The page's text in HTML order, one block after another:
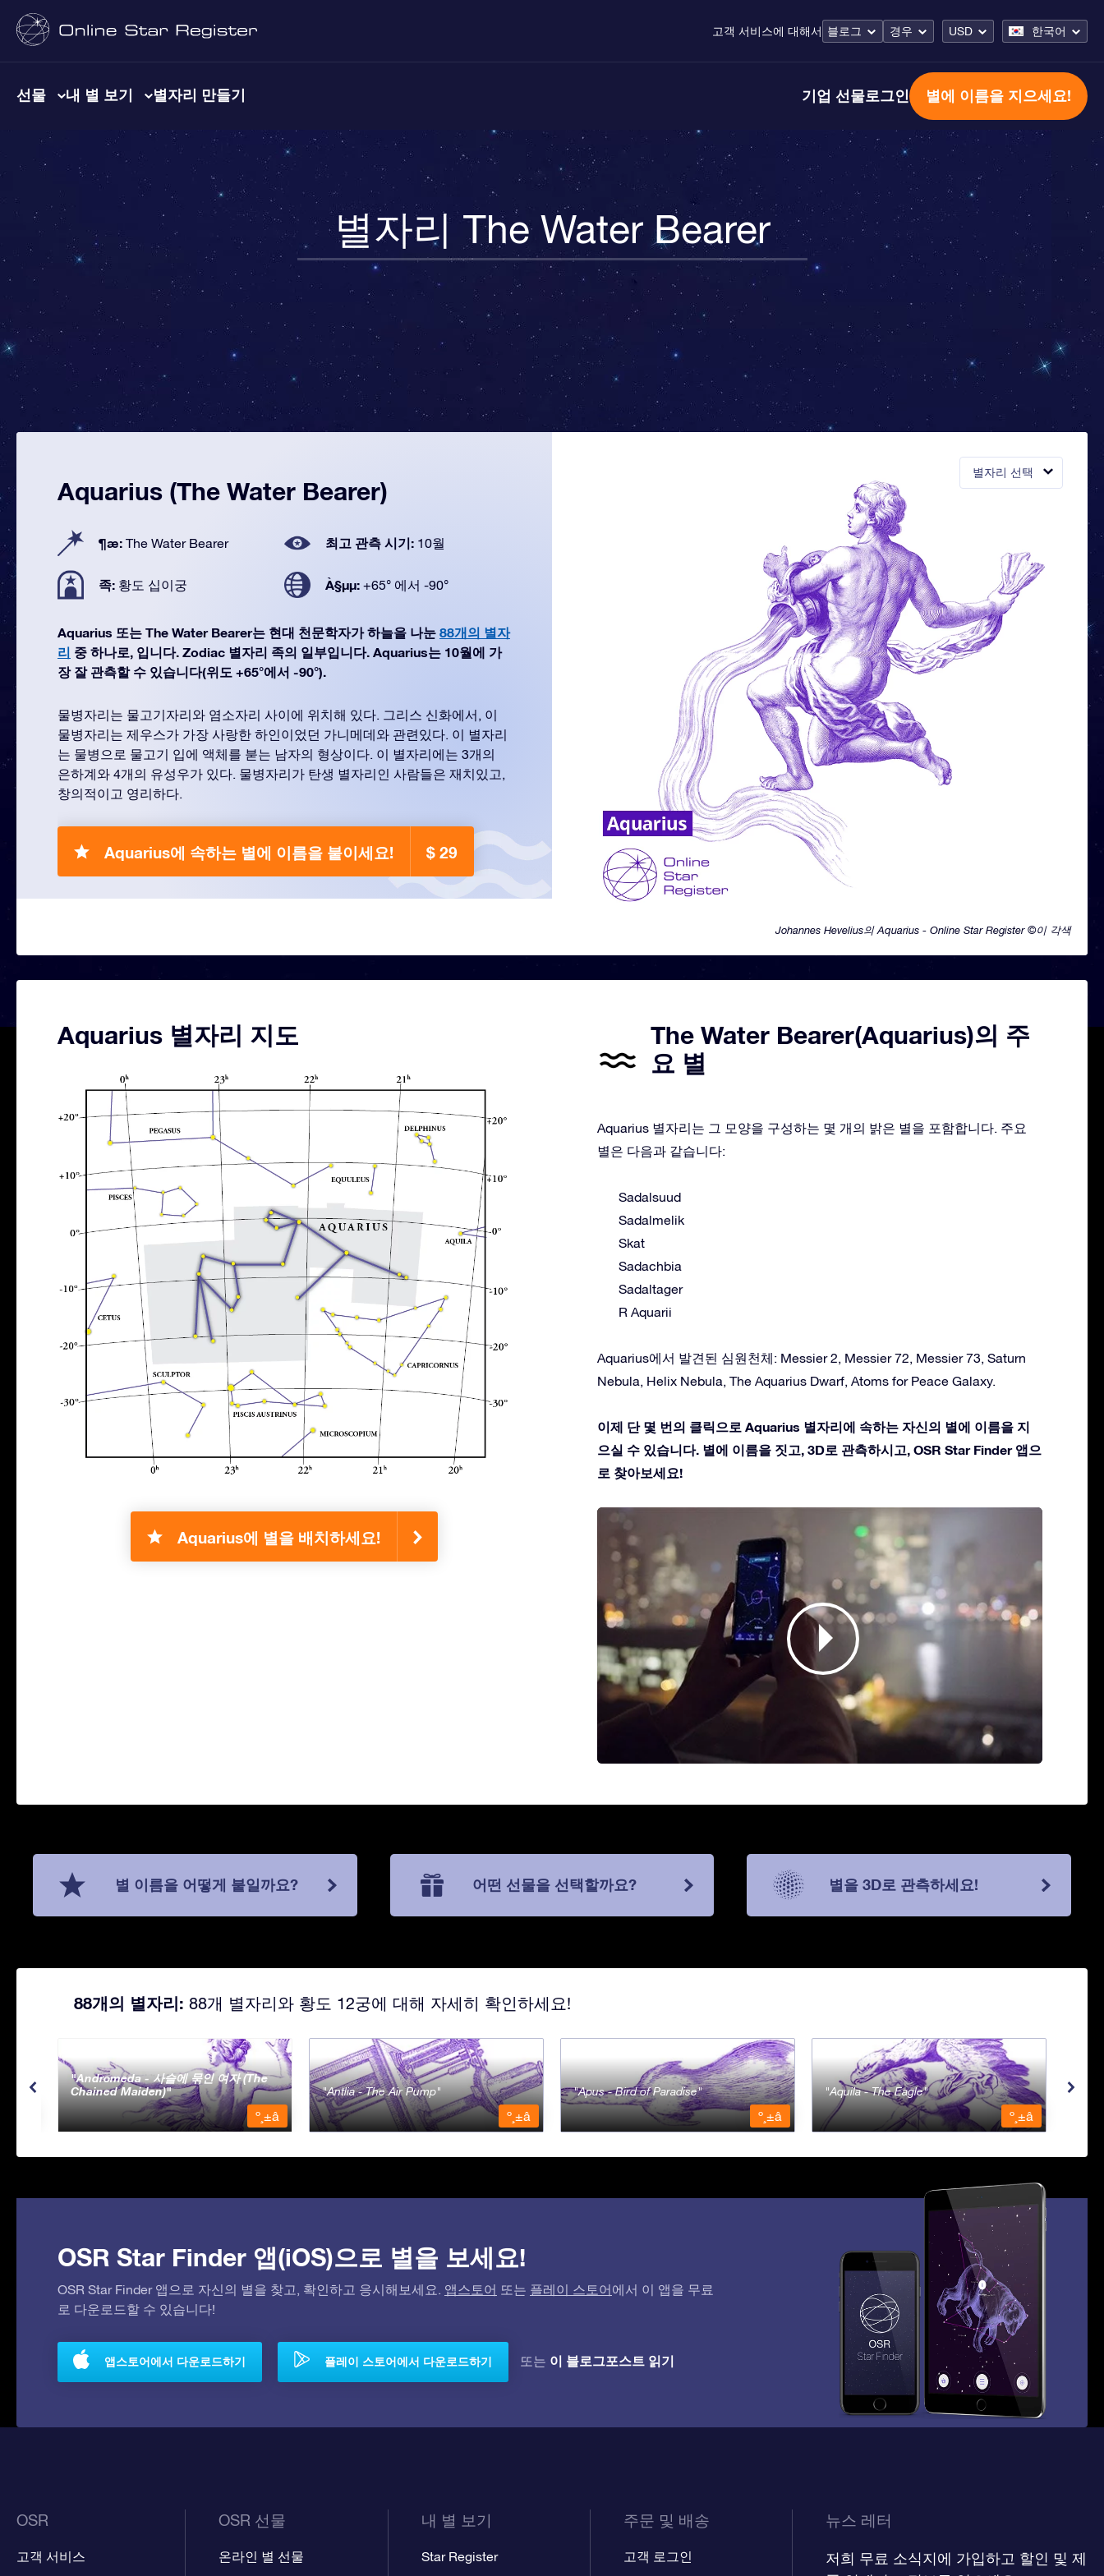
고객 서비스에 대해서 블로그 경우 USD 한국어
선물 내 별 보기 별자리 만들기 기업 선물로그인 별에 이름을 지으세요!
별자리 The Water Bearer
별자리 선택
Johannes Hevelius의 Aquarius - Online Star Register ©이 각색
Aquarius (The Water Bearer)
¶æ: The Water Bearer 최고 관측 시기: 10월
족: 황도 십이궁 À§µµ: +65° 에서 -90°
Aquarius 또는 The Water Bearer는 현대 천문학자가 하늘을 나눈 88개의 별자
리 중 하나로, 입니다. Zodiac 별자리 족의 일부입니다. Aquarius는 10월에 가
장 잘 관측할 수 있습니다(위도 +65°에서 -90°).
물병자리는 물고기자리와 염소자리 사이에 위치해 있다. 그리스 신화에서, 이
물병자리는 제우스가 가장 사랑한 하인이었던 가니메데와 관련있다. 이 별자리
는 물병으로 물고기 입에 액체를 붇는 남자의 형상이다. 이 별자리에는 3개의
은하계와 4개의 유성우가 있다. 물병자리가 탄생 별자리인 사람들은 재치있고,
창의적이고 영리하다.
Aquarius에 속하는 별에 이름을 붙이세요! $ 29
Aquarius 별자리 지도
Aquarius에 별을 배치하세요!
The Water Bearer(Aquarius)의 주
요 별
Aquarius 별자리는 그 모양을 구성하는 몇 개의 밝은 별을 포함합니다. 주요
별은 다음과 같습니다:
Sadalsuud
Sadalmelik
Skat
Sadachbia
Sadaltager
R Aquarii
Aquarius에서 발견된 심원천체: Messier 2, Messier 72, Messier 73, Saturn
Nebula, Helix Nebula, The Aquarius Dwarf, Atoms for Peace Galaxy.
이제 단 몇 번의 클릭으로 Aquarius 별자리에 속하는 자신의 별에 이름을 지
으실 수 있습니다. 별에 이름을 짓고, 3D로 관측하시고, OSR Star Finder 앱으
로 찾아보세요!
별 이름을 어떻게 붙일까요? 어떤 선물을 선택할까요? 별을 3D로 관측하세요!
88개의 별자리: 88개 별자리와 황도 12궁에 대해 자세히 확인하세요!
Andromeda - 사슬에 묶인 여자 (The
Chained Maiden)
º¸±â
Antlia - The Air Pump
º¸±â
Apus - Bird of Paradise
º¸±â
Aquila - The Eagle
º¸±â
OSR Star Finder 앱(iOS)으로 별을 보세요!
OSR Star Finder 앱으로 자신의 별을 찾고, 확인하고 응시해보세요. 앱스토어 또는 플레이 스토어에서 이 앱을 무료
로 다운로드할 수 있습니다!
앱스토어에서 다운로드하기 플레이 스토어에서 다운로드하기 또는 이 블로그포스트 읽기
OSR
고객 서비스
OSR 선물
온라인 별 선물
내 별 보기
Star Register
주문 및 배송
고객 로그인
뉴스 레터
저희 무료 소식지에 가입하고 할인 및 제